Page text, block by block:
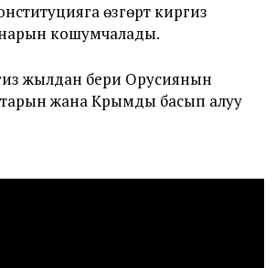
өзгөртүү киргизүү
кошумчалады.
жылдан бери Орусиянын
жана Крымды басып алуу